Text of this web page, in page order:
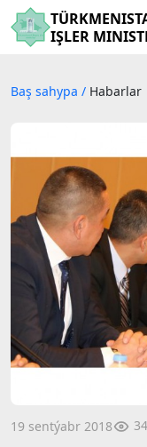
IŞLER
Baş sahypa / Habarlar
19 sentýabr 2018